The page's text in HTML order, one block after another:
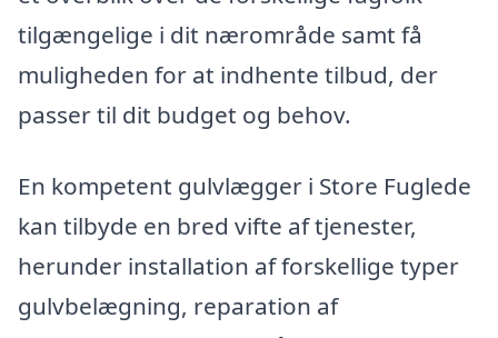
tilgængelige i dit nærområde samt få
muligheden for at indhente tilbud, der
passer til dit budget og behov.
En kompetent gulvlægger i Store Fuglede
kan tilbyde en bred vifte af tjenester,
herunder installation af forskellige typer
gulvbelægning, reparation af